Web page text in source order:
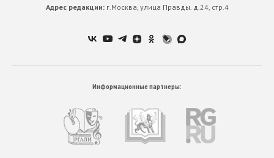
Адрес редакции:г.Москва, улица Правды. д.24, стр.4
Информационные партнеры: